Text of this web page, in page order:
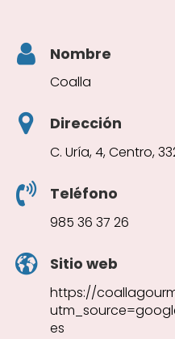
Nombre
Coalla
Dirección
C. Uría, 4, Centro,
Teléfono
985 36 37 26
Sitio web
https://
es